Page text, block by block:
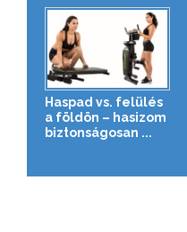
Haspad vs. felülés
a földön – hasizom
biztonságosan ...